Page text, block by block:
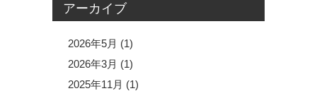
アーカイブ
2026年5月 (1)
2026年3月 (1)
2025年11月 (1)